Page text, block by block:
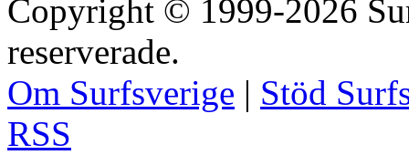
Copyright © 1999-2026
reserverade.
Om Surfsverige | Stöd
RSS